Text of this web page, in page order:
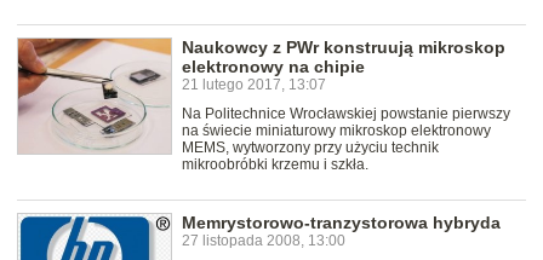
Naukowcy z PWr konstruują mikroskop
elektronowy na chipie
21 lutego 2017, 13:07
Na Politechnice Wrocławskiej powstanie pierwszy
na świecie miniaturowy mikroskop elektronowy
MEMS, wytworzony przy użyciu technik
mikroobróbki krzemu i szkła.
Memrystorowo-tranzystorowa hybryda
27 listopada 2008, 13:00